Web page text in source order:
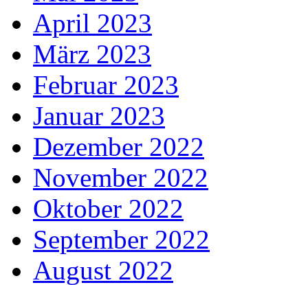
April 2023
März 2023
Februar 2023
Januar 2023
Dezember 2022
November 2022
Oktober 2022
September 2022
August 2022